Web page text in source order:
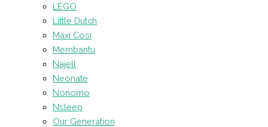
LEGO
Little Dutch
Maxi Cosi
Membantu
Najell
Neonate
Nonomo
Nsleep
Our Generation